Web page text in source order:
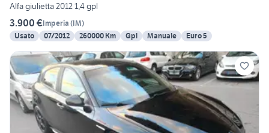
Alfa giulietta 2012 1,4 gpl
3.900 €Imperia (IM)
Usato
07/2012 260000 Km Gpl Manuale Euro 5